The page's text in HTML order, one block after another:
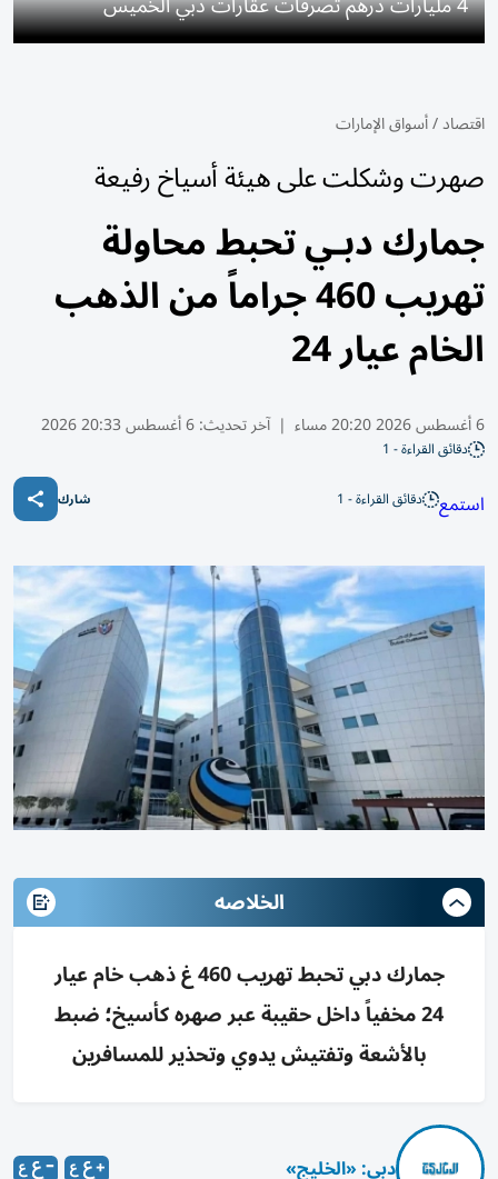
اقتصاد/أسواق الإمارات
صهرت وشكلت على هيئة أسياخ رفيعة
جمارك دبـي تحبط محاولة
تهريب 460 جراماً من الذهب
الخام عيار 24
6 أغسطس 2026 20:20 مساء | آخر تحديث:6 أغسطس 20:33 2026
دقائق القراءة - 1
استمع دقائق القراءة - 1 شارك
الخلاصه
جمارك دبي تحبط تهريب 460 غ ذهب خام عيار
24 مخفياً داخل حقيبة عبر صهره كأسيخ؛ ضبط
بالأشعة وتفتيش يدوي وتحذير للمسافرين
دبي: «الخليج»